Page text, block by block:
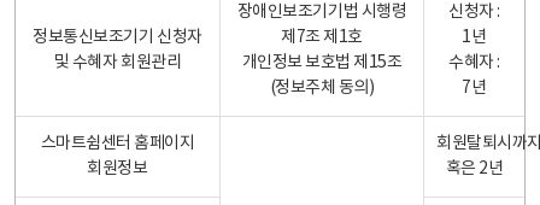
정보통신보조기기 신청자
및 수혜자 회원관리
장애인보조기기법 시행령
제7조 제1호
개인정보 보호법 제15조
(정보주체 동의)
신청자 :
1년
수혜자 :
7년
스마트쉼센터 홈페이지
회원정보
회원탈퇴시까
혹은 2년